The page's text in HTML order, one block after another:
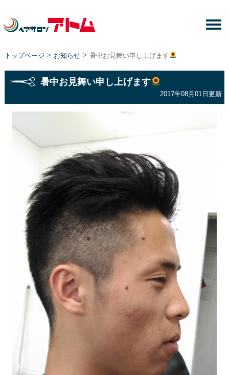
トップページ > お知らせ > 暑中お見舞い申し上げます
暑中お見舞い申し上げます
2017年08月01日更新